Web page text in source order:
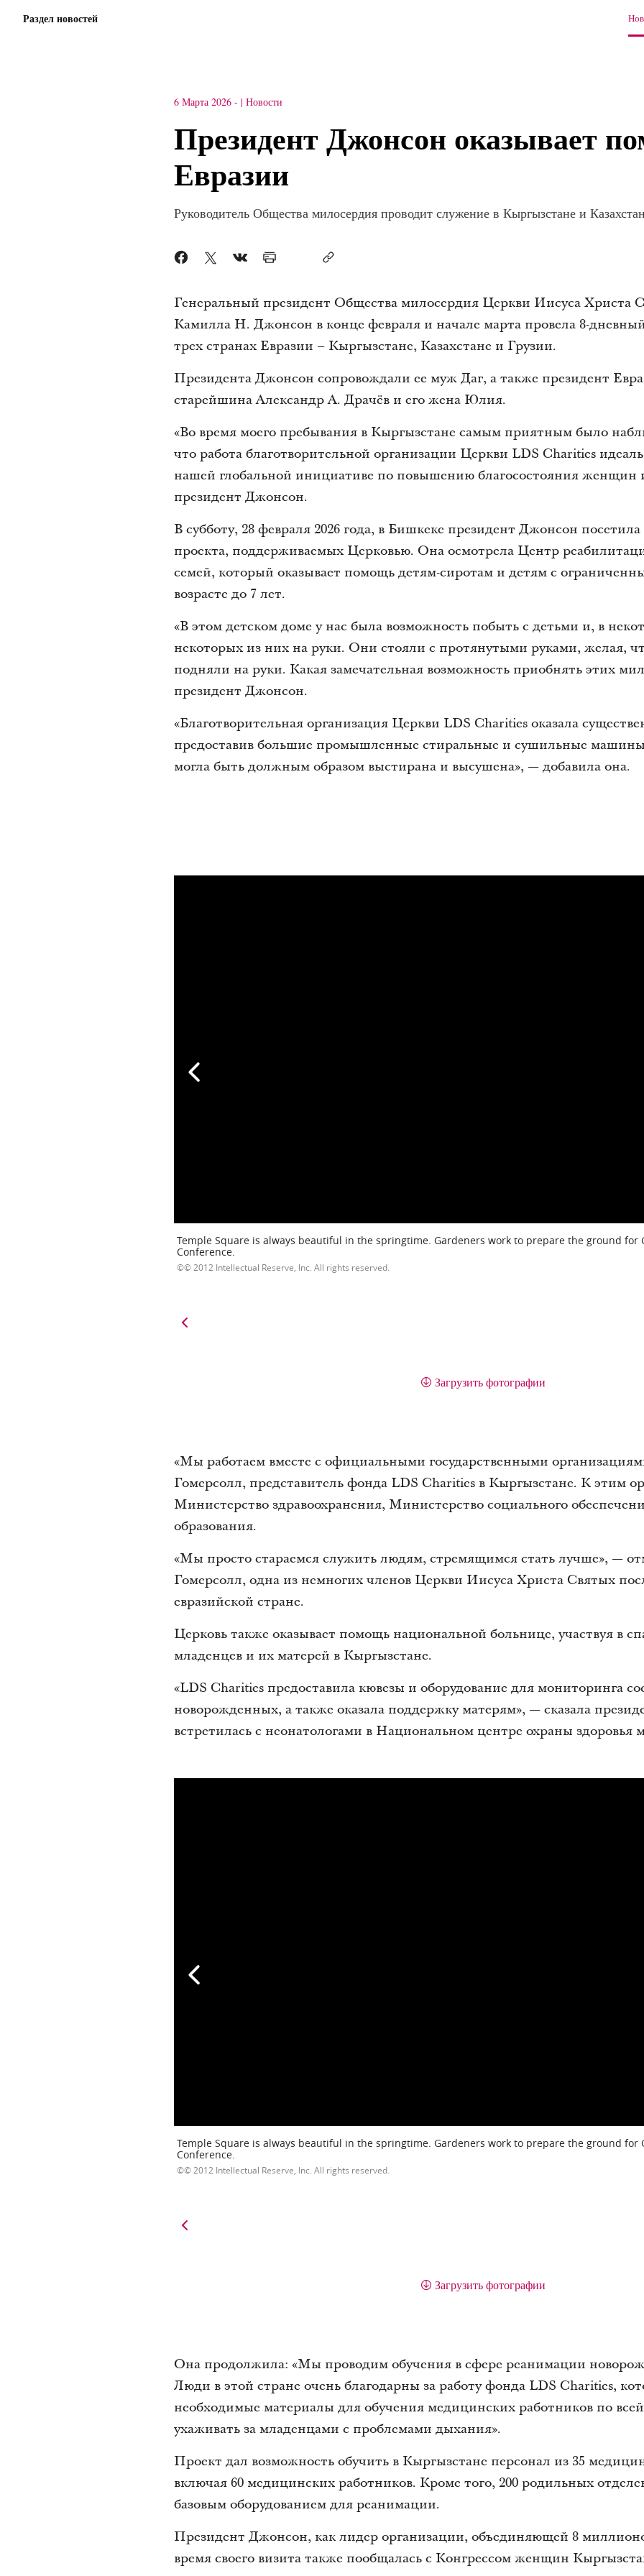
Раздел новостей
6 Марта 2026 - Новости
Президент Джонсон оказывает
Евразии
Руководитель Общества милосердия проводит служение в Кыргызстане и
Генеральный президент Общества милосердия Церкви Иисуса Христа
Камилла Н. Джонсон в конце февраля и начале марта провела 8-
трех странах Евразии – Кыргызстане, Казахстане и Грузии.
Президента Джонсон сопровождали ее муж Даг, а также президент
старейшина Александр А. Драчёв и его жена Юлия.
«Во время моего пребывания в Кыргызстане самым приятным было
что работа благотворительной организации Церкви LDS Charities
нашей глобальной инициативе по повышению благосостояния женщин
президент Джонсон.
В субботу, 28 февраля 2026 года, в Бишкеке президент Джонсон
проекта, поддерживаемых Церковью. Она осмотрела Центр
семей, который оказывает помощь детям-сиротам и детям с
возрасте до 7 лет.
«В этом детском доме у нас была возможность побыть с детьми и, в
некоторых из них на руки. Они стояли с протянутыми руками, желая,
подняли на руки. Какая замечательная возможность приобнять этих
президент Джонсон.
«Благотворительная организация Церкви LDS Charities оказала
предоставив большие промышленные стиральные и сушильные
могла быть должным образом выстирана и высушена», — добавила она.
Temple Square is always beautiful in the springtime. Gardeners work to prepare the ground for
Conference.
© 2012 Intellectual Reserve, Inc. All rights reserved.
Загрузить фотографии
«Мы работаем вместе с официальными государственными
Гомерсолл, представитель фонда LDS Charities в Кыргызстане. К этим
Министерство здравоохранения, Министерство социального
образования.
«Мы просто стараемся служить людям, стремящимся стать лучше», —
Гомерсолл, одна из немногих членов Церкви Иисуса Христа Святых
евразийской стране.
Церковь также оказывает помощь национальной больнице, участвуя в
младенцев и их матерей в Кыргызстане.
«LDS Charities предоставила кювезы и оборудование для мониторинга
новорожденных, а также оказала поддержку матерям», — сказала
встретилась с неонатологами в Национальном центре охраны здоровья
Temple Square is always beautiful in the springtime. Gardeners work to prepare the ground for
Conference.
© 2012 Intellectual Reserve, Inc. All rights reserved.
Загрузить фотографии
Она продолжила: «Мы проводим обучения в сфере реанимации
Люди в этой стране очень благодарны за работу фонда LDS Charities,
необходимые материалы для обучения медицинских работников по
ухаживать за младенцами с проблемами дыхания».
Проект дал возможность обучить в Кыргызстане персонал из 35
включая 60 медицинских работников. Кроме того, 200 родильных
базовым оборудованием для реанимации.
Президент Джонсон, как лидер организации, объединяющей 8
время своего визита также пообщалась с Конгрессом женщин